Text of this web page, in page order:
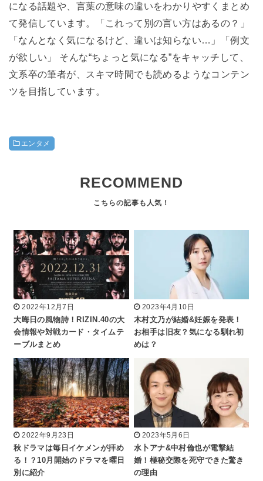
になる話題や、言葉の意味の違いをわかりやすくまとめ
て発信しています。「これって別の言い方はあるの？」
「なんとなく気になるけど、違いは知らない…」「例文
が欲しい」 そんな“ちょっと気になる”をキャッチして、
文系卒の筆者が、スキマ時間でも読めるようなコンテン
ツを目指しています。
エンタメ
RECOMMEND
2022年12月7日
大晦日の風物詩！RIZIN.40の大
会情報や対戦カード・タイムテ
ーブルまとめ
2023年4月10日
木村文乃が結婚&妊娠を発表！
お相手は旧友？気になる馴れ初
めは？
2022年9月23日
秋ドラマは毎日イケメンが拝め
る！？10月開始のドラマを曜日
別に紹介
2023年5月6日
水卜アナ&中村倫也が電撃結
婚！極秘交際を死守できた驚き
の理由